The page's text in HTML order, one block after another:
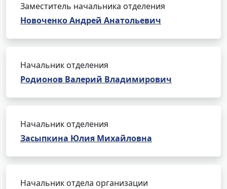
Заместитель начальника отделения
Новоченко Андрей Анатольевич
Начальник отделения
Родионов Валерий Владимирович
Начальник отделения
Засыпкина Юлия Михайловна
Начальник отдела организации